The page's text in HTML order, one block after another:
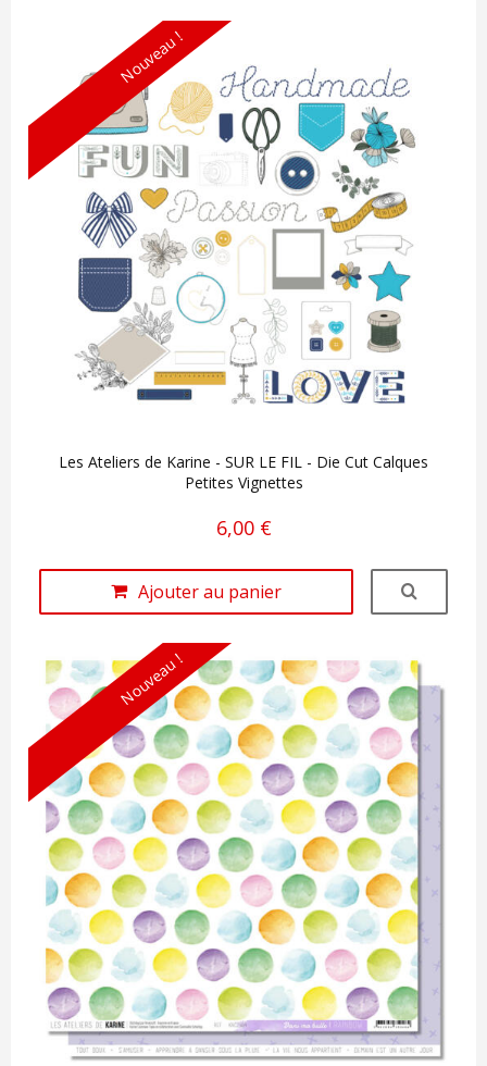
Nouveau !
Les Ateliers de Karine - SUR LE FIL - Die Cut Calques
Petites Vignettes
6,00 €
Ajouter au panier
Nouveau !